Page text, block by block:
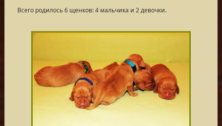
Всего родилось 6 щенков: 4 мальчика и 2 девочки.